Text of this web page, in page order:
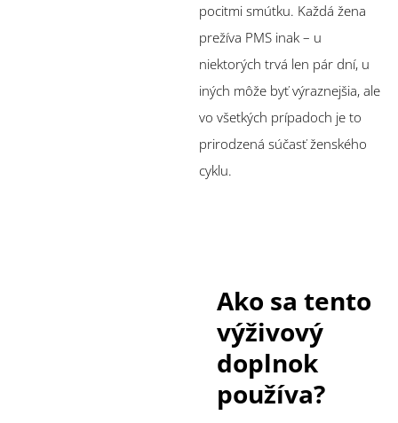
pocitmi smútku. Každá žena
prežíva PMS inak – u
niektorých trvá len pár dní, u
iných môže byť výraznejšia, ale
vo všetkých prípadoch je to
prirodzená súčasť ženského
cyklu.
Ako sa tento
výživový
doplnok
používa?